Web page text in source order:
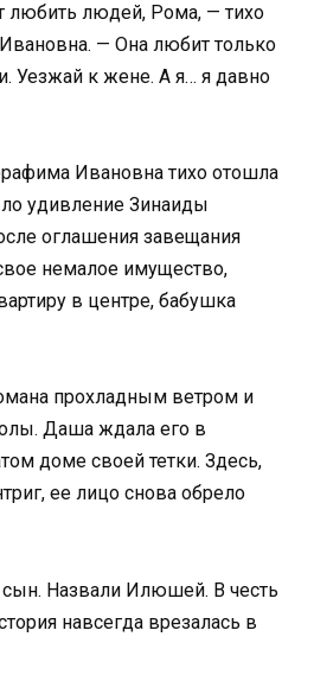
любить людей, Рома, — тихо
— Она любит только
Уезжай к жене. А я… я давно
Ивановна тихо отошла
удивление Зинаиды
оглашения завещания
немалое имущество,
в центре, бабушка
прохладным ветром и
Даша ждала его в
доме своей тетки. Здесь,
ее лицо снова обрело
сын. Назвали Илюшей. В честь
навсегда врезалась в